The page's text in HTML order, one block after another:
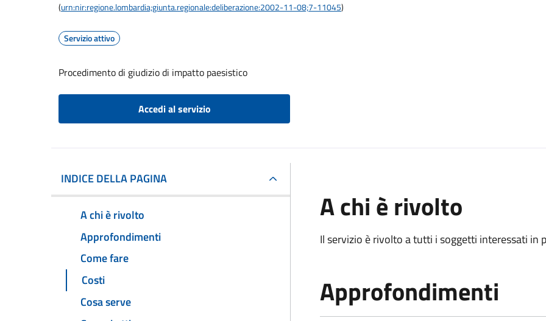
(urn:nir:regione.lombardia;giunta.regionale:deliberazione:2002-11-08;7-11045)
Servizio attivo
Procedimento di giudizio di impatto paesistico
Accedi al servizio
INDICE DELLA PAGINA
A chi è rivolto
Approfondimenti
Come fare
Costi
Cosa serve
A chi è rivolto
Il servizio è rivolto a tutti i soggetti interessati in
Approfondimenti